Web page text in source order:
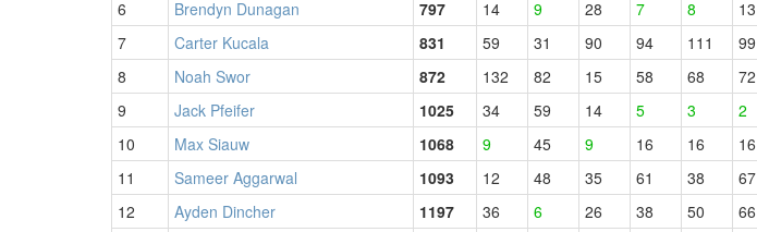
6
Brendyn Dunagan 797 14 9 28 7 8 13
7
Carter Kucala 831 59 31 90 94 111 99
8
Noah Swor 872 132 82 15 58 68 72
9
Jack Pfeifer 1025 34 59 14 5 3 2
10
Max Siauw 1068 9 45 9 16 16 16
11
Sameer Aggarwal 1093 12 48 35 61 38 67
12
Ayden Dincher 1197 36 6 26 38 50 66